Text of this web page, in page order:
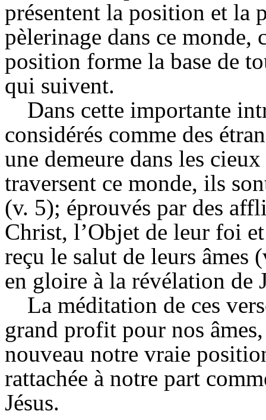
présentent la position et la
pèlerinage dans ce monde,
position forme la base de
qui suivent.
Dans cette importante
considérés comme des
une demeure dans les
traversent ce monde, ils
(v. 5); éprouvés par des
Christ, l’Objet de leur foi
reçu le salut de leurs âmes
en gloire à la révélation de
La méditation de ces
grand profit pour nos
nouveau notre vraie
rattachée à notre part
Jésus.